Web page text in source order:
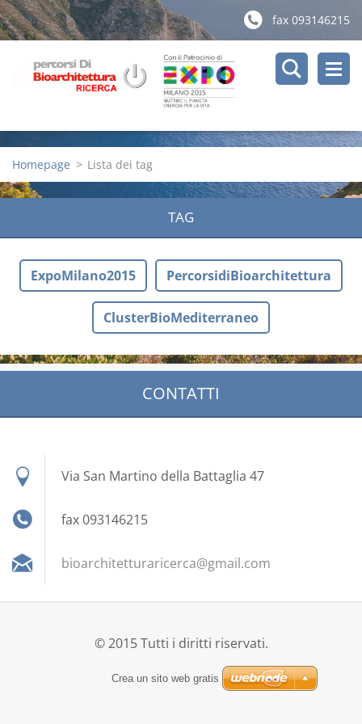
fax 093146215
Homepage > Lista dei tag
TAG
ExpoMilano2015 PercorsidiBioarchitettura
ClusterBioMediterraneo
CONTATTI
Via San Martino della Battaglia 47
fax 093146215
bioarchitetturaricerca@gmail.com
© 2015 Tutti i diritti riservati.
Crea un sito web gratis